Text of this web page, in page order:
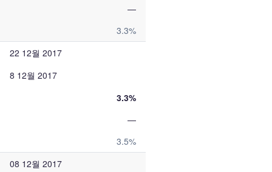
—
3.3%
22 12월 2017
8 12월 2017
3.3%
—
3.5%
08 12월 2017